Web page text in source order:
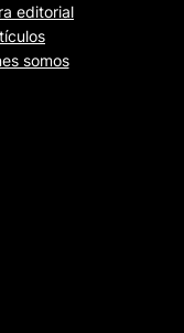
editorial
somos